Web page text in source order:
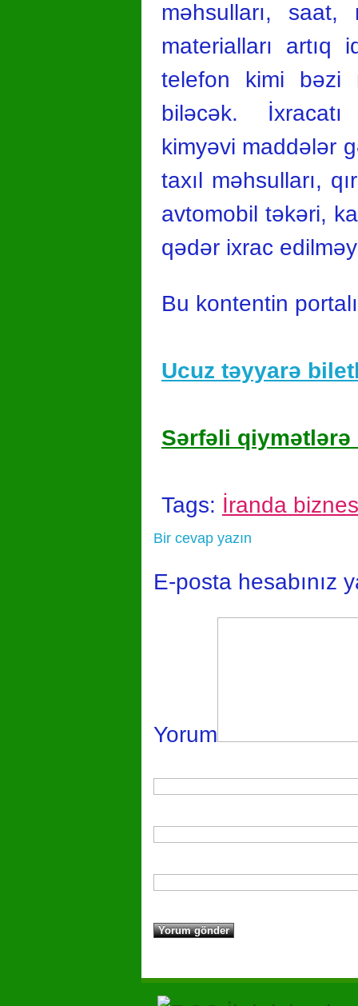
məhsulları,
materialları artıq
telefon kimi bəzi
biləcək. İxracatı
kimyəvi maddələr
taxıl məhsulları,
avtomobil təkəri,
qədər ixrac
Bu kontentin
Ucuz təyyarə
Sərfəli qiymətlərə
Tags: İranda
Bir cevap yazın
E-posta hesabınız
Yorum